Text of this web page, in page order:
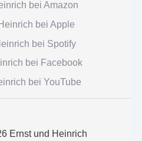
Ernst und Heinrich